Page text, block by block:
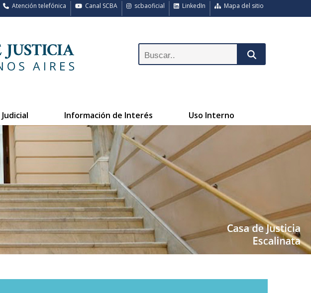
Mapa del sitio
LinkedIn
scbaoficial
Canal SCBA
Atención telefónica
Información de Interés Uso Interno